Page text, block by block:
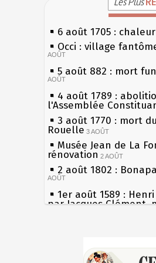
6 août 1705 :
Occi : village
AOÛT
5 août 882 : mort
AOÛT
4 août 1789 :
l'Assemblée
3 août 1770 : mort
Rouelle 3 AOÛT
Musée Jean de La
rénovation 2 AOÛT
2 août 1802 :
AOÛT
1er août 1589 :
par Jacques Clément,
Chocolat Poulain 30
les siècles